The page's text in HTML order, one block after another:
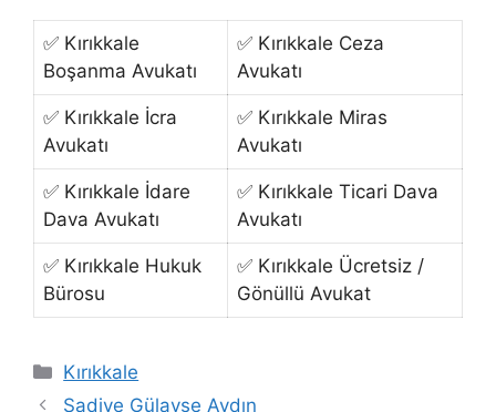
✅ Kırıkkale
Boşanma Avukatı
✅ Kırıkkale Ceza
Avukatı
✅ Kırıkkale İcra
Avukatı
✅ Kırıkkale Miras
Avukatı
✅ Kırıkkale İdare
Dava Avukatı
✅ Kırıkkale Ticari Dava
Avukatı
✅ Kırıkkale Hukuk
Bürosu
✅ Kırıkkale Ücretsiz /
Gönüllü Avukat
Kategoriler
Kırıkkale
Şadiye Gülayşe Aydın